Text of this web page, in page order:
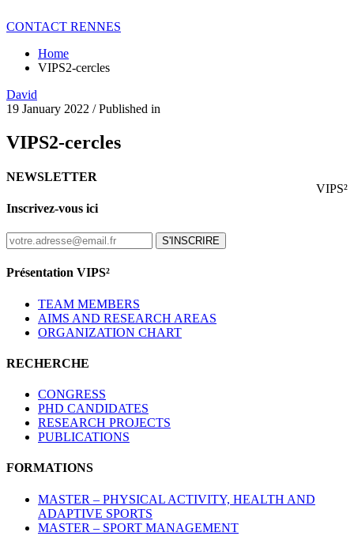
CONTACT RENNES
Home
VIPS2-cercles
David
19 January 2022 /Published in
VIPS2-cercles
VIPS²
NEWSLETTER
Inscrivez-vous ici
S'INSCRIRE
Présentation VIPS²
TEAM MEMBERS
AIMS AND RESEARCH AREAS
ORGANIZATION CHART
RECHERCHE
CONGRESS
PHD CANDIDATES
RESEARCH PROJECTS
PUBLICATIONS
FORMATIONS
MASTER – PHYSICAL ACTIVITY, HEALTH AND
ADAPTIVE SPORTS
MASTER – SPORT MANAGEMENT